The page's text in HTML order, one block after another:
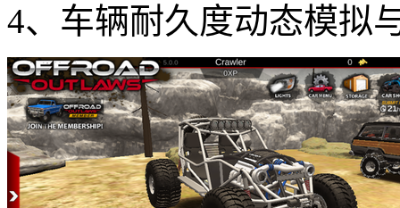
4、车辆耐久度动态模拟